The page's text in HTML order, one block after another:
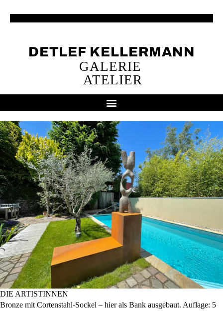
DETLEF KELLERMANN
GALERIE
ATELIER
DIE ARTISTINNEN
Bronze mit Cortenstahl-Sockel – hier als Bank ausgebaut. Auflage: 5